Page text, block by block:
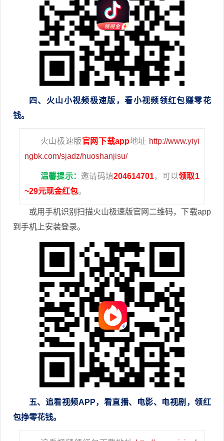
四、火山小视频极速版，看小视频领红包赚零花
钱。
火山极速版官网下载app地址 http://www.yiyi
ngbk.com/sjadz/huoshanjisu/
温馨提示：邀请码填204614701，可以领取1
~29元现金红包。
或用手机识别扫描火山极速版官网二维码，下载app
到手机上安装登录。
五、追看视频APP，看直播、电影、电视剧，领红
包挣零花钱。